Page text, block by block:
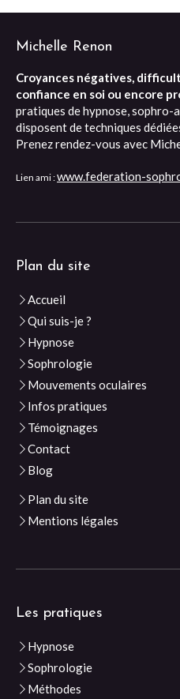
Michelle Renon
Croyances négatives,
confiance en soi ou encore
pratiques de hypnose, sophro-
disposent de techniques
Prenez rendez-vous avec
Lien ami :www.federation-
Plan du site
Accueil
Qui suis-je ?
Hypnose
Sophrologie
Mouvements oculaires
Infos pratiques
Témoignages
Contact
Blog
Plan du site
Mentions légales
Les pratiques
Hypnose
Sophrologie
Méthodes